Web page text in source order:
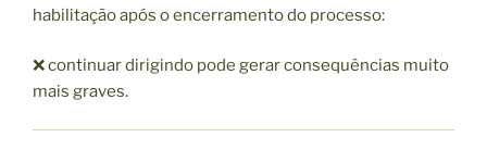
habilitação após o encerramento do processo:
❌ continuar dirigindo pode gerar consequências muito
mais graves.